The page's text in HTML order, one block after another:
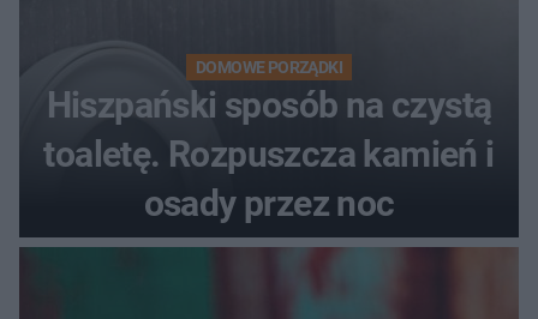
DOMOWE PORZĄDKI
Hiszpański sposób na czystą
toaletę. Rozpuszcza kamień i
osady przez noc